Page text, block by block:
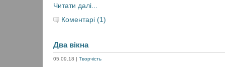
Читати далі...
Коментарі (1)
Два вікна
05.09.18 | Творчість